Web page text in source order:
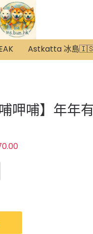
Astkatta 冰島
哺呷哺】年年